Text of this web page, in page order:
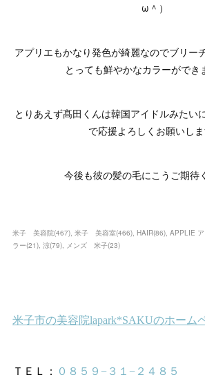
ω＾）
アプリエもかなり発色が綺麗なのでブリー
とっても鮮やかなカラーができ
とりあえず髙田くんは韓国アイドルみたい
で応援よろしくお願いし
今後も彼の髪の毛にこうご期待
米子 美容院(467) 米子 美容室(466) HAIR(86) APPLIE
ラー(21) 涼(79) メンズ 米子(23)